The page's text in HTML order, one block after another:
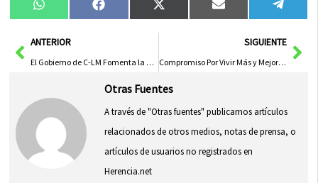
Compartir
en
WhatsAppCompartir
en
FacebookCompartir
en
X
(Twitter)
Compartir
en
Email
en
AntANTERIOR
El Gobierno de C-LM Fomenta la Recogida de Residuos Textiles y de Calzado para Promover la Circularidad
SIGUIENTE
Compromiso Por Vivir Más y Mejor: Transformando Nuestra Calidad de Vida
Otras Fuentes
A través de "Otras fuentes" publicamos artículos
relacionados de otros medios, notas de prensa, o
artículos de usuarios no registrados en
Herencia.net